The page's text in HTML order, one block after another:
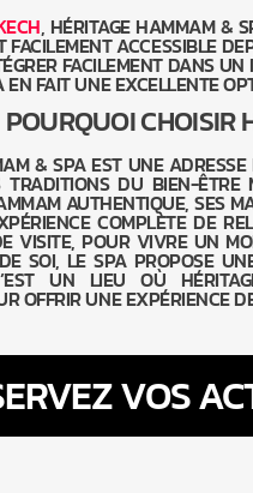
, HÉRITAGE HAMMAM &
FACILEMENT ACCESSIBLE
FACILEMENT DANS
FAIT UNE EXCELLENTE
POURQUOI CHOISIR
& SPA EST UNE
TRADITIONS DU BIEN-
AUTHENTIQUE, SES
COMPLÈTE DE
VISITE, POUR VIVRE UN
SOI, LE SPA PROPOSE
UN LIEU OÙ
OFFRIR UNE EXPÉRIENCE
VOS